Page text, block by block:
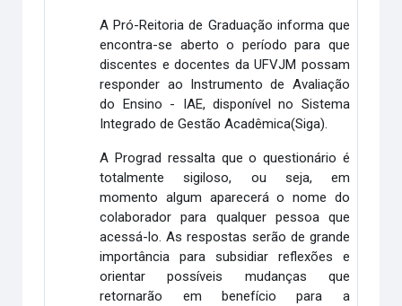
A Pró-Reitoria de Graduação informa que
encontra-se aberto o período para que
discentes e docentes da UFVJM possam
responder ao Instrumento de Avaliação
do Ensino - IAE, disponível no Sistema
Integrado de Gestão Acadêmica(Siga).
A Prograd ressalta que o questionário é
totalmente sigiloso, ou seja, em
momento algum aparecerá o nome do
colaborador para qualquer pessoa que
acessá-lo. As respostas serão de grande
importância para subsidiar reflexões e
orientar possíveis mudanças que
retornarão em benefício para a